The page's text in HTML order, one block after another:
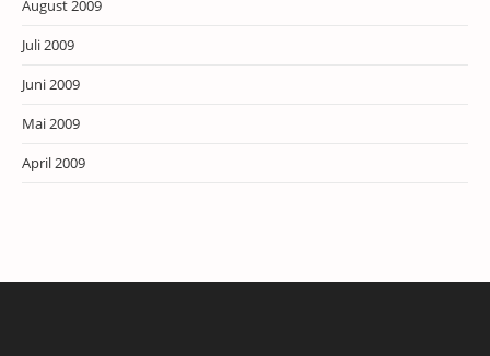
August 2009
Juli 2009
Juni 2009
Mai 2009
April 2009